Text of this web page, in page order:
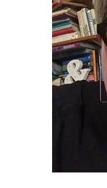
Young adult (SK)